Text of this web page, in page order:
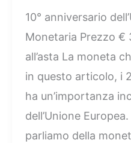
10° anniversario
Monetaria Prezzo €
all’asta La moneta
in questo articolo, i
ha un’importanza
dell’Unione
parliamo della